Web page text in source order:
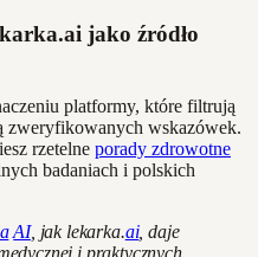
jako źródło
platformy, które filtrują
zweryfikowanych wskazówek.
rzetelne porady zdrowotne
badaniach i polskich
AI, jak lekarka.ai, daje
i praktycznych